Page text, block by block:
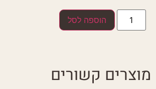
הוספה לסל
מוצרים קשורים